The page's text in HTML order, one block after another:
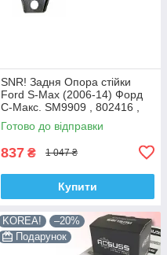
SNR! Задня Опора стійки
Ford S-Max (2006-14) Форд
С-Макс. SM9909 , 802416 ,
KB952.10 , VKDA40436
Готово до відправки
837 ₴ 1 047 ₴
Купити
KOREA!
–20%
Подарунок